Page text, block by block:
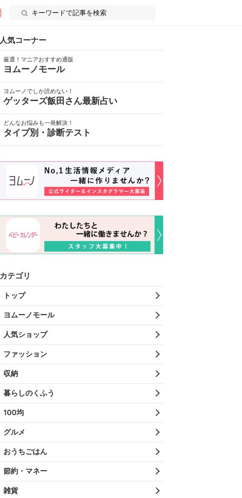
人気コーナー
厳選！マニアおすすめ通販
ヨムーノモール
ヨムーノでしか読めない！
ゲッターズ飯田さん最新占い
どんなお悩みも一発解決！
タイプ別・診断テスト
カテゴリ
トップ
ヨムーノモール
人気ショップ
ファッション
収納
暮らしのくふう
100均
グルメ
おうちごはん
節約・マネー
雑貨